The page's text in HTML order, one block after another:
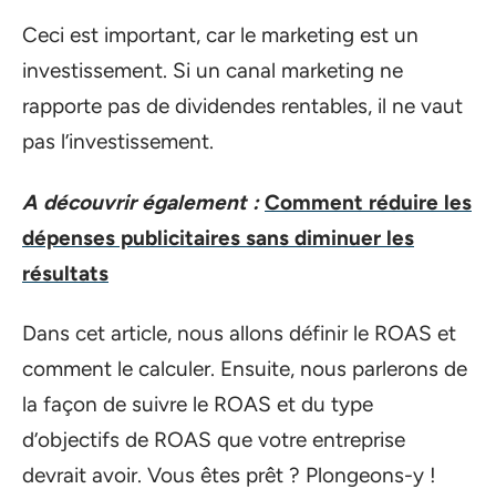
Ceci est important, car le marketing est un
investissement. Si un canal marketing ne
rapporte pas de dividendes rentables, il ne vaut
pas l’investissement.
A découvrir également : Comment réduire les
dépenses publicitaires sans diminuer les
résultats
Dans cet article, nous allons définir le ROAS et
comment le calculer. Ensuite, nous parlerons de
la façon de suivre le ROAS et du type
d’objectifs de ROAS que votre entreprise
devrait avoir. Vous êtes prêt ? Plongeons-y !